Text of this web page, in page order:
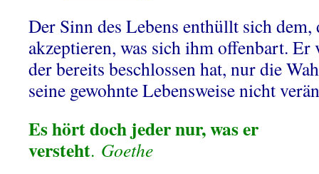
Der Sinn des Lebens enthüllt sich dem,
akzeptieren, was sich ihm offenbart.
der bereits beschlossen hat, nur die
seine gewohnte Lebensweise nicht
Es hört doch jeder nur, was er
versteht. Goethe